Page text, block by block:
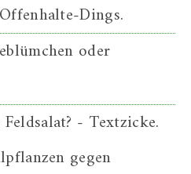
Dings.
oder
- Textzicke.
gegen